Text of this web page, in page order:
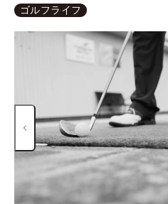
ゴルフライフ